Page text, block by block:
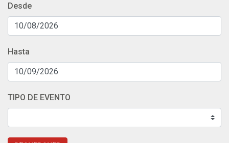
Desde
Hasta
TIPO DE EVENTO